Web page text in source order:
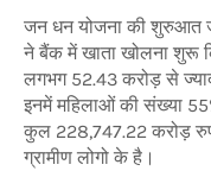
जन धन योजना की शुरुआत
ने बैंक में खाता खोलना शुरू
लगभग 52.43 करोड़ से
इनमें महिलाओं की संख्या
कुल 228,747.22 करोड़
ग्रामीण लोगो के है।